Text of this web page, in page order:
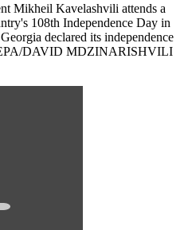
Mikheil Kavelashvili attends a
108th Independence Day in
declared its independence
DAVID MDZINARISHVILI